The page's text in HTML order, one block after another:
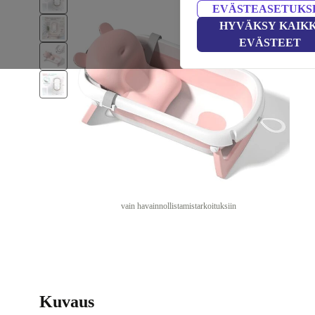
HYVÄKSY
EVÄSTEET
vain havainnollistamistarkoituksiin
Kuvaus